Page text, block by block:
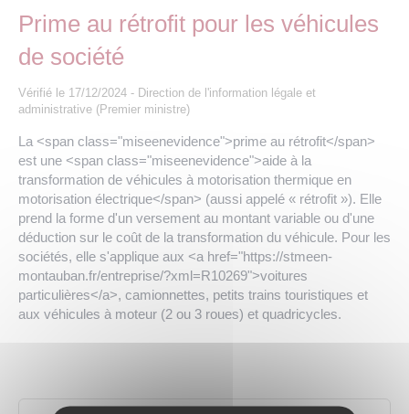
Eau et assainissement
Travaux
Numérique
Annuaire de contacts
communes
Prime au rétrofit pour les véhicules
de société
Vérifié le 17/12/2024 - Direction de l'information légale et
administrative (Premier ministre)
La <span class="miseenevidence">prime au rétrofit</span>
est une <span class="miseenevidence">aide à la
transformation de véhicules à motorisation thermique en
motorisation électrique</span> (aussi appelé « rétrofit »). Elle
prend la forme d'un versement au montant variable ou d'une
déduction sur le coût de la transformation du véhicule. Pour les
sociétés, elle s'applique aux <a href="https://stmeen-
montauban.fr/entreprise/?xml=R10269">voitures
particulières</a>, camionnettes, petits trains touristiques et
aux véhicules à moteur (2 ou 3 roues) et quadricycles.